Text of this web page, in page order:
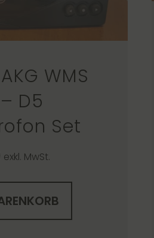
WMS
D5
Set
exkl. MwSt.